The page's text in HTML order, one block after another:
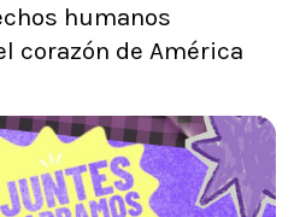
humanos
corazón de América